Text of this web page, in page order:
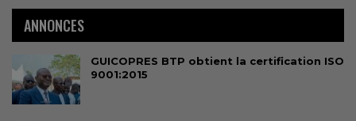
ANNONCES
GUICOPRES BTP obtient la certification ISO
9001:2015